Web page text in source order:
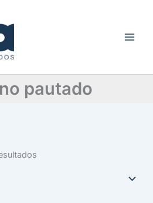
pautado